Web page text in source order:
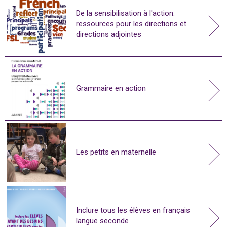
De la sensibilisation à l'action:
ressources pour les directions et
directions adjointes
Grammaire en action
Les petits en maternelle
Inclure tous les élèves en français
langue seconde